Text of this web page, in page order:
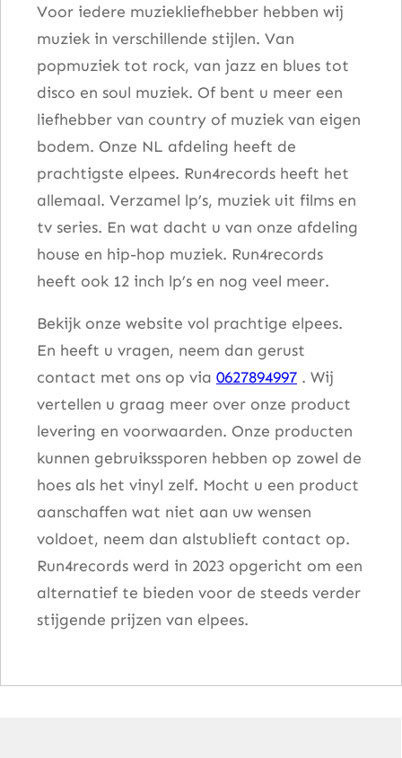
Voor iedere muziekliefhebber hebben wij
muziek in verschillende stijlen. Van
popmuziek tot rock, van jazz en blues tot
disco en soul muziek. Of bent u meer een
liefhebber van country of muziek van eigen
bodem. Onze NL afdeling heeft de
prachtigste elpees. Run4records heeft het
allemaal. Verzamel lp’s, muziek uit films en
tv series. En wat dacht u van onze afdeling
house en hip-hop muziek. Run4records
heeft ook 12 inch lp’s en nog veel meer.
Bekijk onze website vol prachtige elpees.
En heeft u vragen, neem dan gerust
contact met ons op via 0627894997 . Wij
vertellen u graag meer over onze product
levering en voorwaarden. Onze producten
kunnen gebruikssporen hebben op zowel de
hoes als het vinyl zelf. Mocht u een product
aanschaffen wat niet aan uw wensen
voldoet, neem dan alstublieft contact op.
Run4records werd in 2023 opgericht om een
alternatief te bieden voor de steeds verder
stijgende prijzen van elpees.